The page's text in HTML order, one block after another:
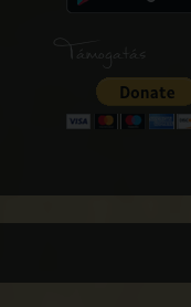
Támogatás